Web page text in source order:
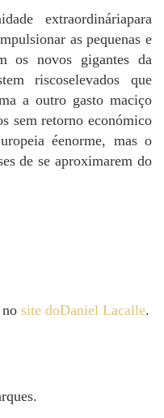
extraordináriapara
as pequenas e
os novos gigantes da
riscoselevados que
a outro gasto maciço
sem retorno económico
éenorme, mas o
de se aproximarem do
site doDaniel Lacalle.